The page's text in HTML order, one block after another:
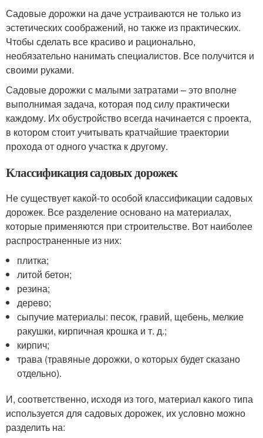
Садовые дорожки на даче устраиваются не только из
эстетических соображений, но также из практических.
Чтобы сделать все красиво и рационально,
необязательно нанимать специалистов. Все получится и
своими руками.
Садовые дорожки с малыми затратами – это вполне
выполнимая задача, которая под силу практически
каждому. Их обустройство всегда начинается с проекта,
в котором стоит учитывать кратчайшие траектории
прохода от одного участка к другому.
Классификация садовых дорожек
Не существует какой-то особой классификации садовых
дорожек. Все разделение основано на материалах,
которые применяются при строительстве. Вот наиболее
распространенные из них:
плитка;
литой бетон;
резина;
дерево;
сыпучие материалы: песок, гравий, щебень, мелкие
ракушки, кирпичная крошка и т. д.;
кирпич;
трава (травяные дорожки, о которых будет сказано
отдельно).
И, соответственно, исходя из того, материал какого типа
используется для садовых дорожек, их условно можно
разделить на: